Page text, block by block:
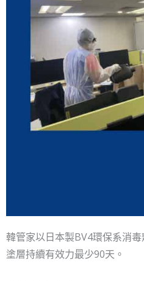
韓管家以日本製BV4環保系消
塗層持續有效力最少90天。